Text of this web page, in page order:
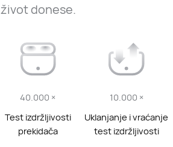
život donese.
40.000 ×
Test izdržljivosti
prekidača
10.000 ×
Uklanjanje i vraćanje
test izdržljivosti